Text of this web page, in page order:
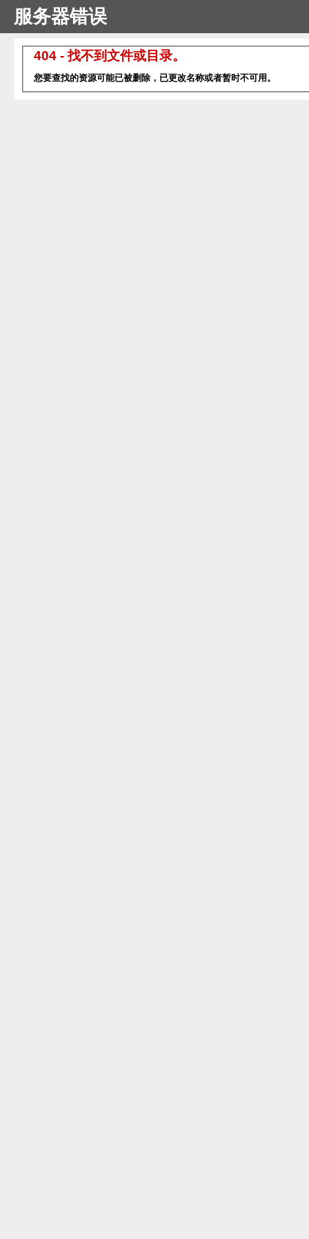
服务器错误
404 - 找不到文件或目录。
您要查找的资源可能已被删除，已更改名称或者暂时不可用。